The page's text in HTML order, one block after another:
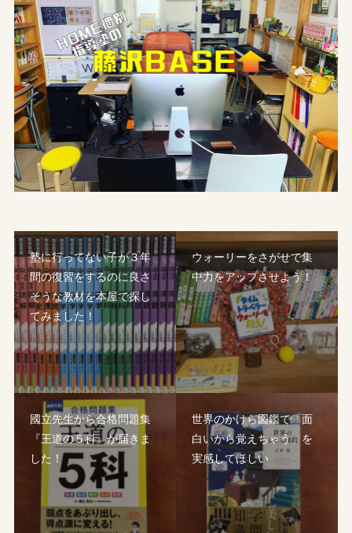
塾に行ってない子が３年
間の復習をするのに良さ
そうな教材を本屋で探し
てみました！
ウォーリーをさがせで集
中力をアップさせよう！
國立先生から合格問題集
『王道の５科』が届きま
した！
世界のかけら図鑑で「面
白いから覚えちゃう」を
実感してほしい